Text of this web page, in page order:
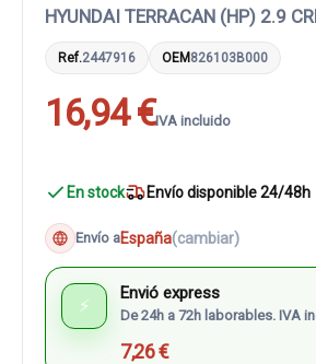
HYUNDAI TERRACAN (HP) 2.9
Ref.2447916 OEM826103B000
16,94 €IVA incluido
En stock Envío disponible 24/48h
Envío aEspaña(cambiar)
⚡
Envió express
De 24h a 72h laborables. IVA
7,26 €